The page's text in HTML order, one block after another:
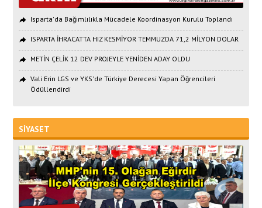
Isparta'da Bağımlılıkla Mücadele Koordinasyon Kurulu Toplandı
ISPARTA İHRACATTA HIZ KESMİYOR TEMMUZDA 71,2 MİLYON DOLAR
METİN ÇELİK 12 DEV PROJEYLE YENİDEN ADAY OLDU
Vali Erin LGS ve YKS'de Türkiye Derecesi Yapan Öğrencileri
Ödüllendirdi
SİYASET